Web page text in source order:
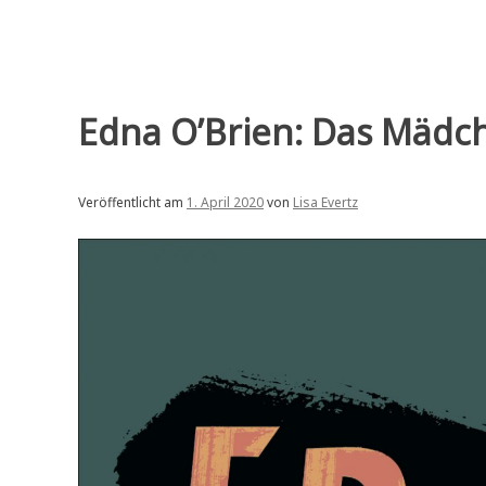
Edna O’Brien: Das
Veröffentlicht am 1. April 2020von Lisa Evertz